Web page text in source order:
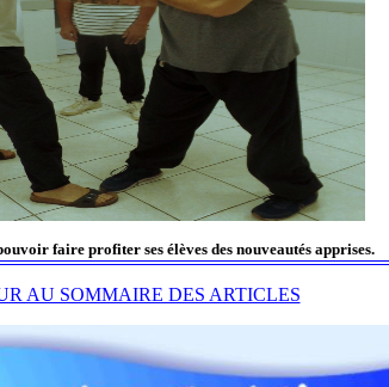
faire profiter ses élèves des nouveautés apprises.
AU SOMMAIRE DES ARTICLES